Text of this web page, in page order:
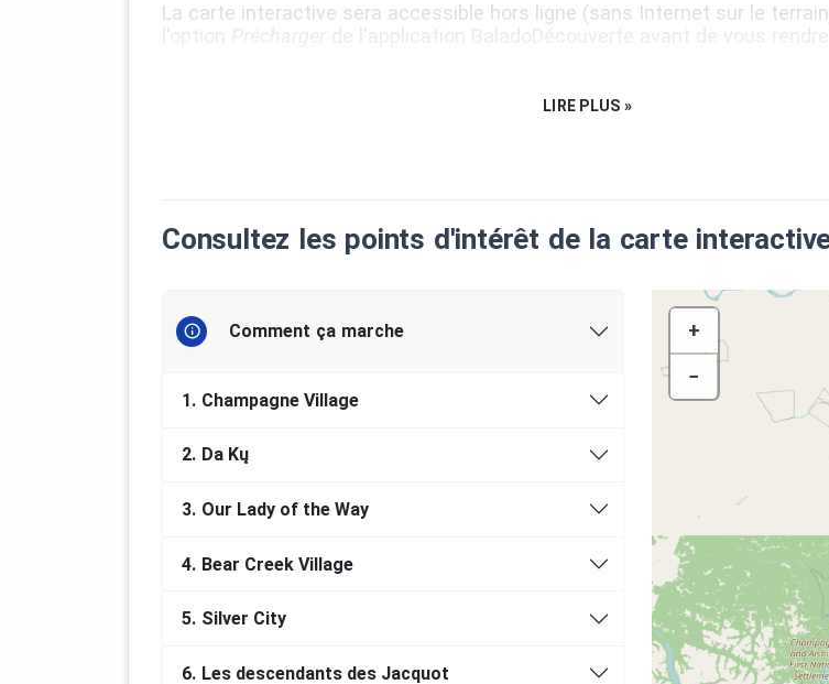
La carte interactive sera accessible hors ligne (sans Internet sur le
l'option
Précharger
de l'application BaladoDécouverte avant de vous rendre
Crédit photo : Archives du Yukon, Fonds Richard Harrington, # 371
LIRE PLUS »
Consultez les points d'intérêt de la carte
Comment ça marche
1. Champagne Village
2. Da Kų
3. Our Lady of the Way
4. Bear Creek Village
5. Silver City
6. Les descendants des Jacquot
+
−